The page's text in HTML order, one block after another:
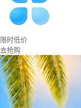
限时低价
去抢购